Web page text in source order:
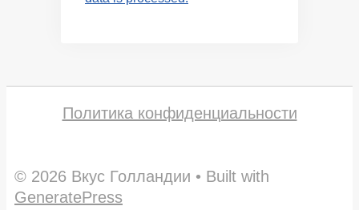
Политика конфиденциальности
© 2026 Вкус Голландии • Built with
GeneratePress